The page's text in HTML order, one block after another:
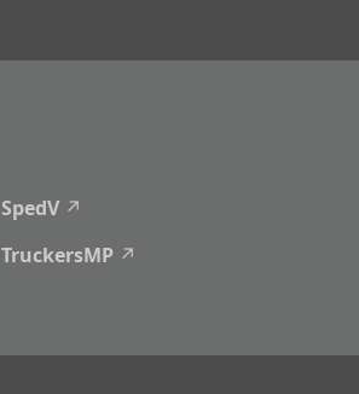
SpedV
TruckersMP